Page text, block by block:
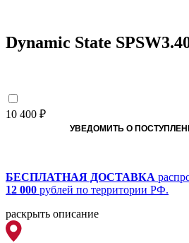
Dynamic State
10 400 ₽
УВЕДОМИТЬ О
БЕСПЛАТНАЯ ДОСТАВКА
12 000 рублей по территории РФ.
раскрыть описание